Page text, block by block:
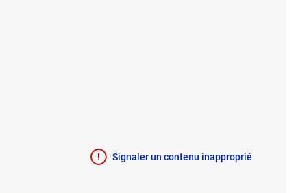
Signaler un contenu inapproprié